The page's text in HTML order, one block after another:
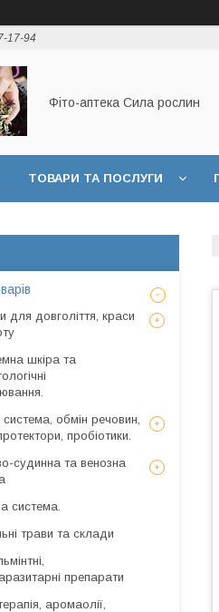
17-94
Фіто-аптека Сила рослин
ТОВАРИ ТА ПОСЛУГИ
для довголіття, краси
шкіра та
обмін речовин,
пробіотики.
судинна та венозна
система.
трави та склади
препарати
аромаолії,